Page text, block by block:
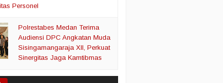
Personel
Polrestabes Medan Terima
Audiensi DPC Angkatan Muda
Sisingamangaraja XII, Perkuat
Sinergitas Jaga Kamtibmas